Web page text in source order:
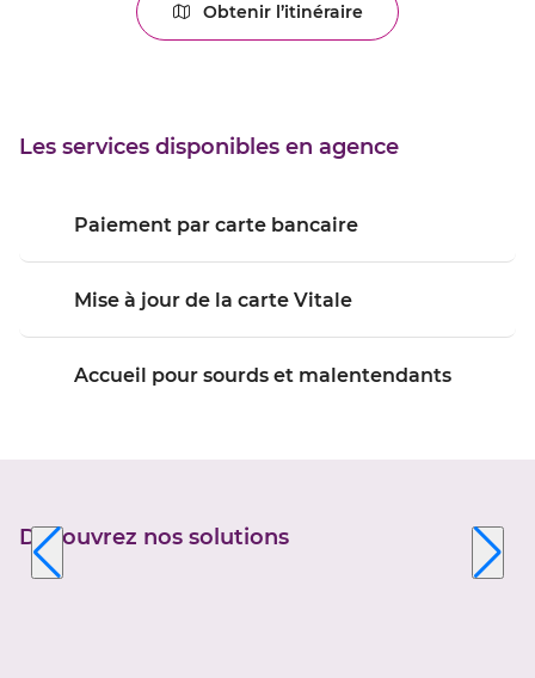
Obtenir l’itinéraire
jusqu'au
point
Les services disponibles en agence
Paiement par carte bancaire
Mise à jour de la carte Vitale
Accueil pour sourds et malentendants
Appuyer
sur
la
Découvrez nos solutions